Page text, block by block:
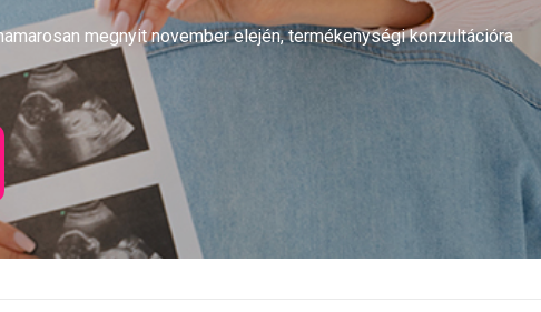
megnyit november elején, termékenységi konzultációra